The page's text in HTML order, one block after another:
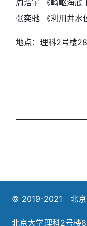
张奕驰 《利用井水
地点：理科2号楼
© 2019-2021 北京
北京大学理科2号